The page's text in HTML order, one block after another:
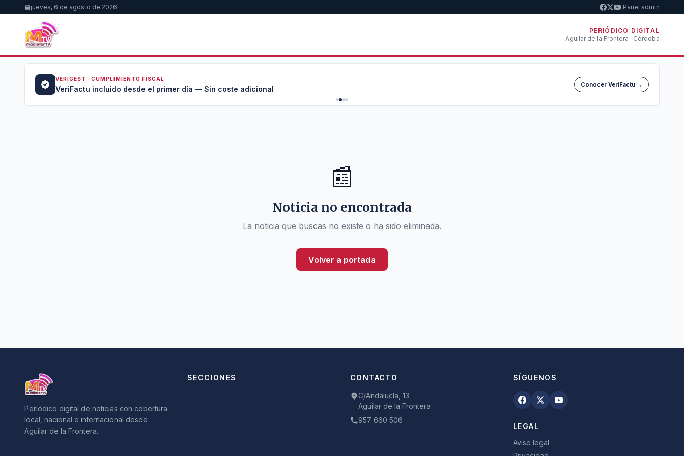
jueves, 6 de agosto de 2026 Panel admin
PERIÓDICO DIGITAL
Aguilar de la Frontera · Córdoba
VERIGEST · CUMPLIMIENTO FISCAL
VeriFactu incluido desde el primer día — Sin coste adicional Conocer VeriFactu →
📰
Noticia no encontrada
La noticia que buscas no existe o ha sido eliminada.
Volver a portada
Periódico digital de noticias con cobertura
local, nacional e internacional desde
Aguilar de la Frontera.
SECCIONES CONTACTO
C/Andalucía, 13
Aguilar de la Frontera
957 660 506
SÍGUENOS
LEGAL
Aviso legal